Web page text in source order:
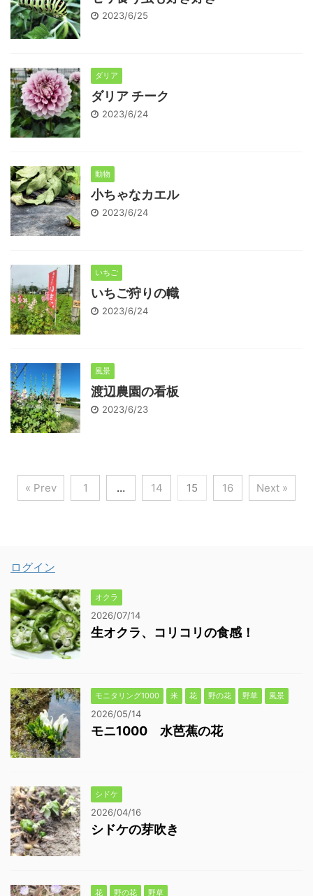
2023/6/25
ダリア
ダリア チーク
2023/6/24
動物
小ちゃなカエル
2023/6/24
いちご
いちご狩りの幟
2023/6/24
風景
渡辺農園の看板
2023/6/23
« Prev 1 … 14 15 16 Next »
ログイン
オクラ
2026/07/14
生オクラ、コリコリの食感！
モニタリング1000 米 花 野の花 野草 風景
2026/05/14
モニ1000 水芭蕉の花
シドケ
2026/04/16
シドケの芽吹き
花 野の花 野草